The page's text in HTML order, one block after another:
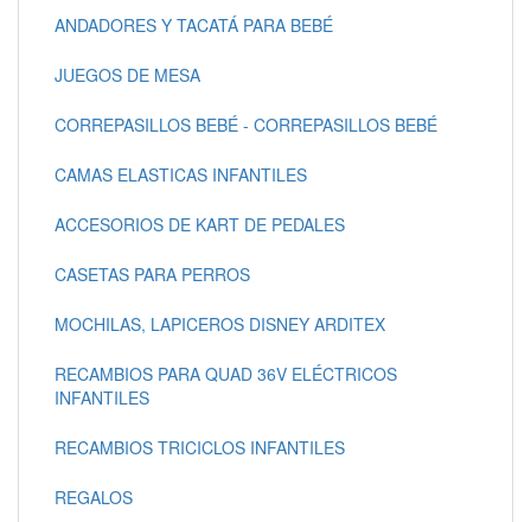
ANDADORES Y TACATÁ PARA BEBÉ
JUEGOS DE MESA
CORREPASILLOS BEBÉ - CORREPASILLOS BEBÉ
CAMAS ELASTICAS INFANTILES
ACCESORIOS DE KART DE PEDALES
CASETAS PARA PERROS
MOCHILAS, LAPICEROS DISNEY ARDITEX
RECAMBIOS PARA QUAD 36V ELÉCTRICOS
INFANTILES
RECAMBIOS TRICICLOS INFANTILES
REGALOS